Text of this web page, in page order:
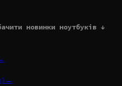
новинки ноутбуків ↓